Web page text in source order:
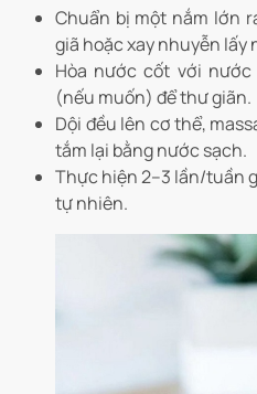
Chuẩn bị một nắm lớn
giã hoặc xay nhuyễn lấy
Hòa nước cốt với
(nếu muốn) để thư giãn.
Dội đều lên cơ thể,
tắm lại bằng nước sạch.
Thực hiện 2–3 lần/tuần
tự nhiên.